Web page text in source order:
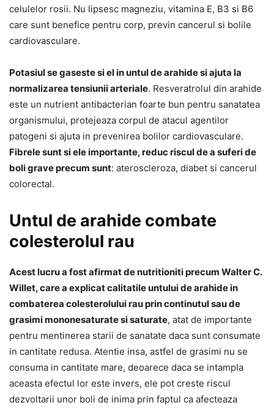
celulelor rosii. Nu lipsesc magneziu, vitamina E, B3 si B6
care sunt benefice pentru corp, previn cancerul si bolile
cardiovasculare.
Potasiul se gaseste si el in untul de arahide si ajuta la
normalizarea tensiunii arteriale. Resveratrolul din arahide
este un nutrient antibacterian foarte bun pentru sanatatea
organismului, protejeaza corpul de atacul agentilor
patogeni si ajuta in prevenirea bolilor cardiovasculare.
Fibrele sunt si ele importante, reduc riscul de a suferi de
boli grave precum sunt: ateroscleroza, diabet si cancerul
colorectal.
Untul de arahide combate
colesterolul rau
Acest lucru a fost afirmat de nutritioniti precum Walter C.
Willet, care a explicat calitatile untului de arahide in
combaterea colesterolului rau prin continutul sau de
grasimi mononesaturate si saturate, atat de importante
pentru mentinerea starii de sanatate daca sunt consumate
in cantitate redusa. Atentie insa, astfel de grasimi nu se
consuma in cantitate mare, deoarece daca se intampla
aceasta efectul lor este invers, ele pot creste riscul
dezvoltarii unor boli de inima prin faptul ca afecteaza